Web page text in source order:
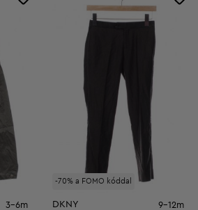
3-6m
-70% a FOMO kóddal
DKNY 9-12m